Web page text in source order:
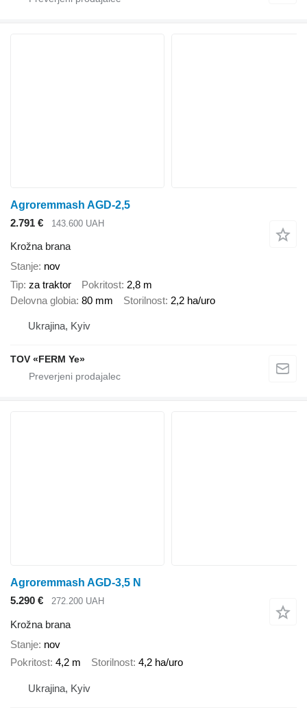
Agroremmash AGD-2,5
2.791 €
143.600 UAH
Krožna brana
Stanje nov
Tip za traktor Pokritost 2,8 m
Delovna globia 80 mm Storilnost 2,2 ha/uro
Ukrajina, Kyiv
TOV «FERM Ye»
Agroremmash AGD-3,5 N
5.290 €
272.200 UAH
Krožna brana
Stanje nov
Pokritost 4,2 m Storilnost 4,2 ha/uro
Ukrajina, Kyiv